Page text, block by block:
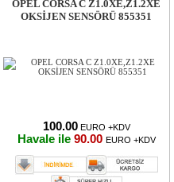
OPEL CORSA C Z1.0XE,Z1.2XE
OKSİJEN SENSÖRÜ 855351
100.00 EURO +KDV
Havale ile 90.00 EURO +KDV